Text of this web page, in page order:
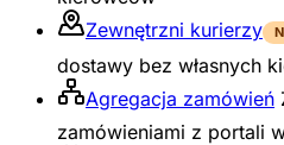
Zewnętrzni kurierzy
dostawy bez własnych
Agregacja zamówień
zamówieniami z portali